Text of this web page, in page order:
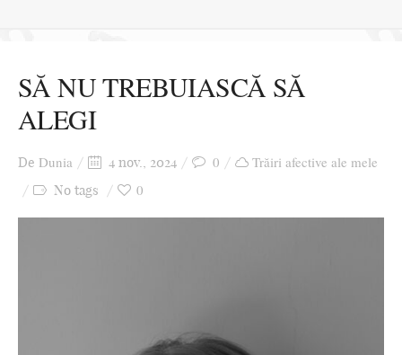
Stari afective
Zice Dunia
Cursuri povestite
SĂ NU TREBUIASCĂ SĂ
ALEGI
De Dunia 4 nov., 2024 0 Trăiri afective ale mele
No tags 0